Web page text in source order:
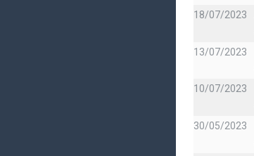
18/07/2023
13/07/2023
10/07/2023
30/05/2023